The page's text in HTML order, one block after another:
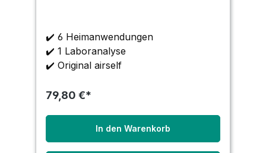
✔️ 6 Heimanwendungen
✔️ 1 Laboranalyse
✔️ Original airself
79,80 €*
In den Warenkorb